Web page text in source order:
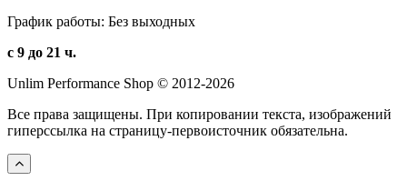
График работы: Без выходных
с 9 до 21 ч.
Unlim Performance Shop © 2012-2026
Все права защищены. При копировании текста, изображений
гиперссылка на страницу-первоисточник обязательна.